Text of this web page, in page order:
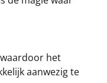
het
aanwezig te